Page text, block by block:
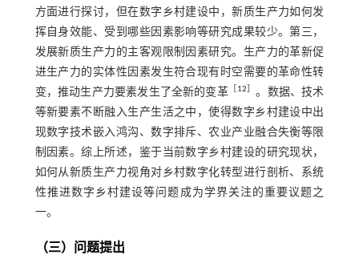
方面进行探讨，但在数字乡村建设中，新质生产力如何发
挥自身效能、受到哪些因素影响等研究成果较少。第三，
发展新质生产力的主客观限制因素研究。生产力的革新促
进生产力的实体性因素发生符合现有时空需要的革命性转
变，推动生产力要素发生了全新的变革
12
。数据、技术
等新要素不断融入生产生活之中，使得数字乡村建设中出
现数字技术嵌入鸿沟、数字排斥、农业产业融合失衡等限
制因素。综上所述，鉴于当前数字乡村建设的研究现状，
如何从新质生产力视角对乡村数字化转型进行剖析、系统
性推进数字乡村建设等问题成为学界关注的重要议题之
一。
（三）问题提出